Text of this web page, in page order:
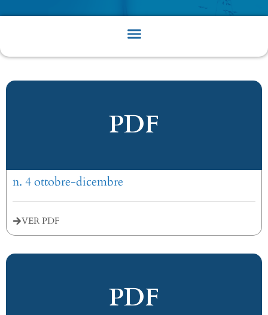
PDF
n. 4 ottobre-dicembre
VER PDF
PDF